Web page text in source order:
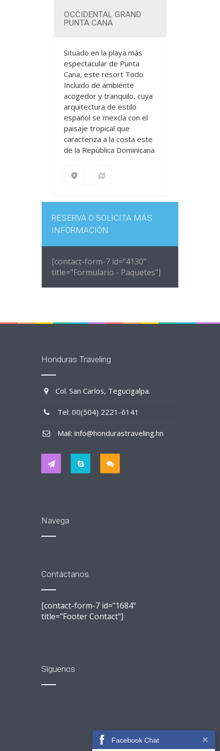
OCCIDENTAL GRAND
PUNTA CANA
Situado en la playa más
espectacular de Punta
Cana, este resort Todo
Incluido de ambiente
acogedor y tranquilo, cuya
arquitectura de estilo
español se mexcla con el
paisaje tropical que
caracteriza a la costa este
de la República Dominicana
RESERVA O SOLICITA MÁS
INFORMACIÓN
[contact-form-7 id="4130"
title="Formulario - Paquetes"]
Honduras Traveling
Col. San Carlos, Tegucigalpa.
Tel: 00(504) 2221-6141
Mail: info@hondurastraveling.hn
Navega
Contáctanos
[contact-form-7 id="1684"
title="Footer Contact"]
Síguenos
Facebook Chat